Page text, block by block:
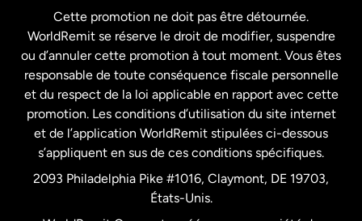
France
Malaisie
Nouvelle-Zélande
Pays-Bas
Cette promotion ne doit pas être détournée.
WorldRemit se réserve le droit de modifier, suspendre
ou d’annuler cette promotion à tout moment. Vous êtes
responsable de toute conséquence fiscale personnelle
et du respect de la loi applicable en rapport avec cette
promotion. Les conditions d’utilisation du site internet
et de l’application WorldRemit stipulées ci-dessous
s’appliquent en sus de ces conditions spécifiques.
2093 Philadelphia Pike #1016, Claymont, DE 19703,
États-Unis.